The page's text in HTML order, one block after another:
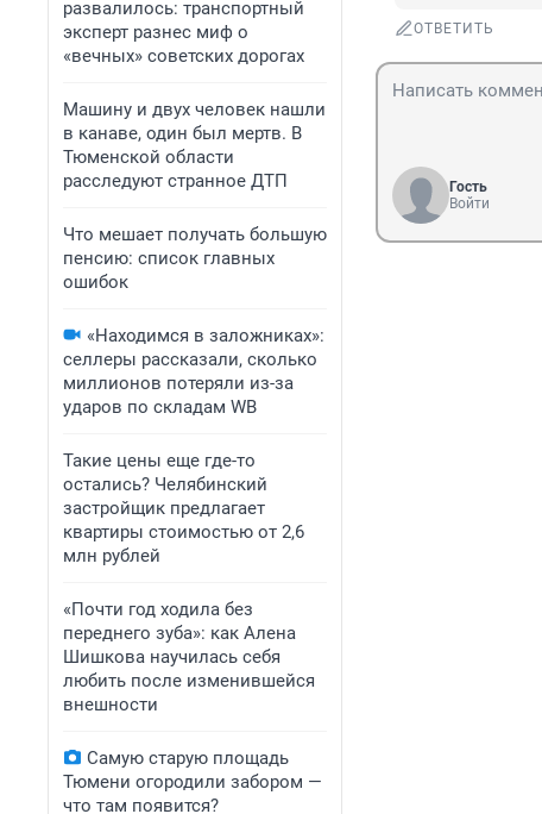
развалилось: транспортный
эксперт разнес миф о
«вечных» советских дорогах
Машину и двух человек нашли
в канаве, один был мертв. В
Тюменской области
расследуют странное ДТП
Что мешает получать большую
пенсию: список главных
ошибок
«Находимся в заложниках»:
селлеры рассказали, сколько
миллионов потеряли из-за
ударов по складам WB
Такие цены еще где-то
остались? Челябинский
застройщик предлагает
квартиры стоимостью от 2,6
млн рублей
«Почти год ходила без
переднего зуба»: как Алена
Шишкова научилась себя
любить после изменившейся
внешности
Самую старую площадь
Тюмени огородили забором —
что там появится?
ОТВЕТИТЬ
Гость
Войти